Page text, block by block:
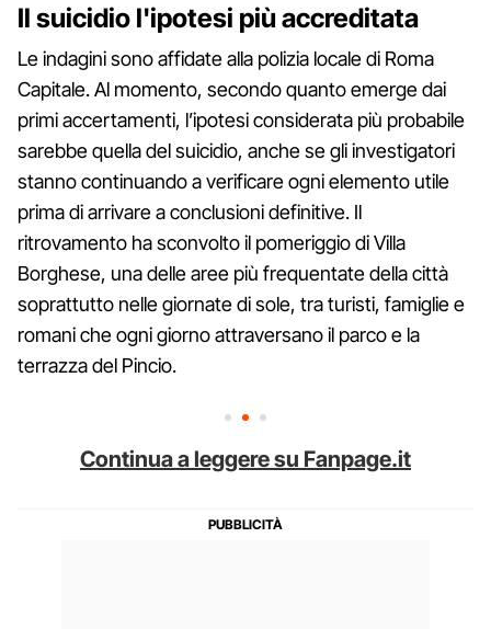
Il suicidio l'ipotesi più accreditata
Le indagini sono affidate alla polizia locale di Roma
Capitale. Al momento, secondo quanto emerge dai
primi accertamenti, l’ipotesi considerata più probabile
sarebbe quella del suicidio, anche se gli investigatori
stanno continuando a verificare ogni elemento utile
prima di arrivare a conclusioni definitive. Il
ritrovamento ha sconvolto il pomeriggio di Villa
Borghese, una delle aree più frequentate della città
soprattutto nelle giornate di sole, tra turisti, famiglie e
romani che ogni giorno attraversano il parco e la
terrazza del Pincio.
Continua a leggere su Fanpage.it